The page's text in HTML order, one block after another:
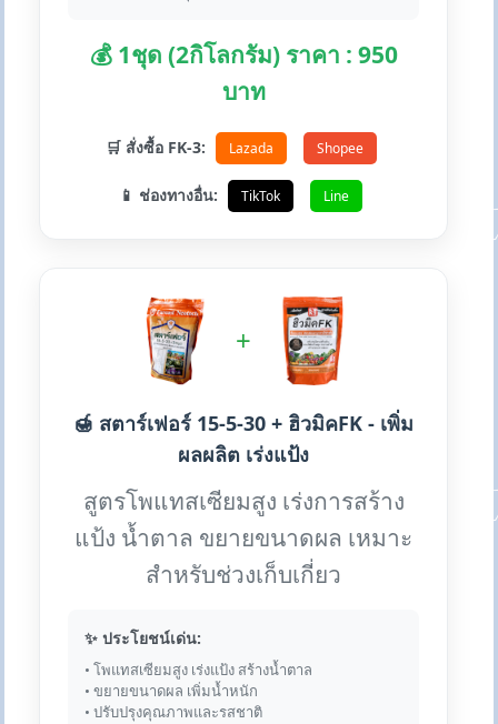
💰 1ชุด (2กิโลกรัม) ราคา : 950
บาท
🛒 สั่งซื้อ FK-3: Lazada Shopee
📱 ช่องทางอื่น: TikTok Line
+
🍯 สตาร์เฟอร์ 15-5-30 + ฮิวมิคFK - เพิ่ม
ผลผลิต เร่งแป้ง
สูตรโพแทสเซียมสูง เร่งการสร้าง
แป้ง น้ำตาล ขยายขนาดผล เหมาะ
สำหรับช่วงเก็บเกี่ยว
✨ ประโยชน์เด่น:
• โพแทสเซียมสูง เร่งแป้ง สร้างน้ำตาล
• ขยายขนาดผล เพิ่มน้ำหนัก
• ปรับปรุงคุณภาพและรสชาติ